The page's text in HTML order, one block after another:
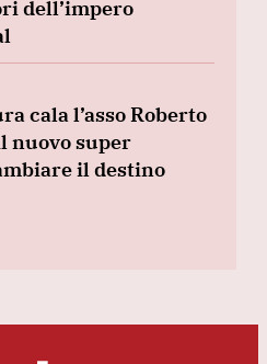
dell’impero
cala l’asso Roberto
nuovo super
il destino